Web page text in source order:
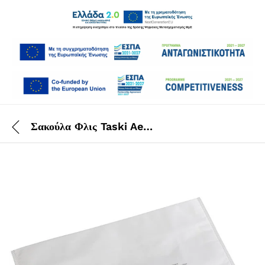
Σακούλα Φλις Taski Aero 3500 10 TEM